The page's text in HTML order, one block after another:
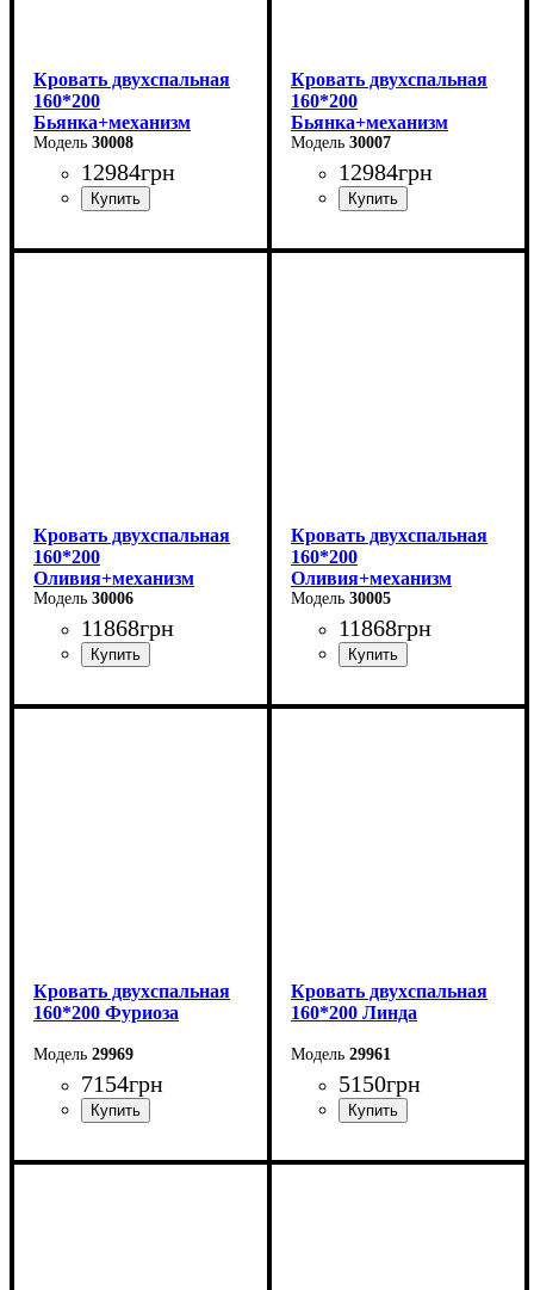
Кровать двухспальная
160*200
Бьянка+механизм
(светло-серая)
30008
12984грн
Ширина: 170 см
Кровать двухспальная
160*200
Бьянка+механизм
(бежевая)
30007
12984грн
Ширина: 170 см
Кровать двухспальная
160*200
Оливия+механизм
(светло-серая)
30006
11868грн
Ширина: 170 см
Кровать двухспальная
160*200
Оливия+механизм
(бежевая)
30005
11868грн
Ширина: 170 см
Кровать двухспальная
160*200 Фуриоза
29969
7154грн
Ширина: 164,2 см
Кровать двухспальная
160*200 Линда
29961
5150грн
Ширина: 164,6 см